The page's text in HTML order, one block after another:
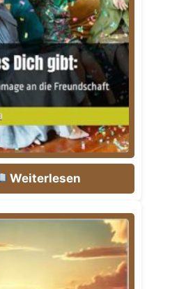
Weiterlesen